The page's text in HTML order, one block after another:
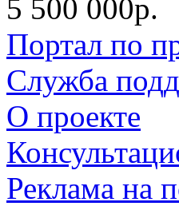
5 500 000р.
Портал по
Служба
О проекте
Реклама на